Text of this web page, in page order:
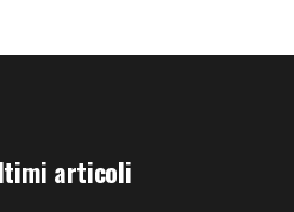
articoli